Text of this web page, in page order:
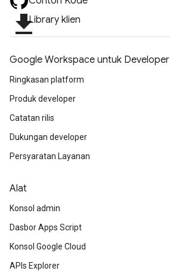
file_downloadLibrary klien
Google Workspace untuk Developer
Ringkasan platform
Produk developer
Catatan rilis
Dukungan developer
Persyaratan Layanan
Alat
Konsol admin
Dasbor Apps Script
Konsol Google Cloud
APIs Explorer